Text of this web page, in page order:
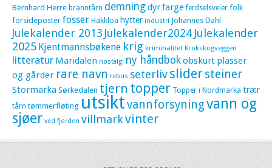
Bernhard Herre branntårn demningdyrfarge ferdselsveier folk
forsideposter fosser Hakkloa hytter industri Johannes Dahl
Julekalender 2013 Julekalender2024 Julekalender
2025 Kjentmannsbøkene krig kriminalitet Krokskogveggen
litteratur Maridalen nostalgi ny håndbokobskurt plasser
og gårder rare navn rebus seterlivslidersteiner
Stormarka Sørkedalen tjern topper Topper i Nordmarka trær
tårn tømmerfløting utsiktvannforsyningvann og
sjøer ved fjorden villmarkvinter